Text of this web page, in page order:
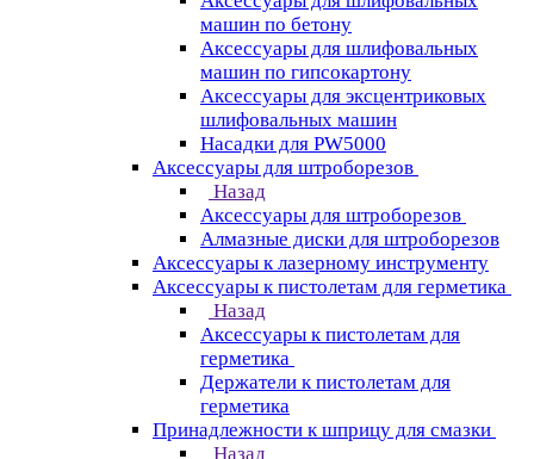
машин по бетону
Аксессуары для шлифовальных
машин по гипсокартону
Аксессуары для эксцентриковых
шлифовальных машин
Насадки для PW5000
Аксессуары для штроборезов
Назад
Аксессуары для штроборезов
Алмазные диски для штроборезов
Аксессуары к лазерному инструменту
Аксессуары к пистолетам для герметика
Назад
Аксессуары к пистолетам для
герметика
Держатели к пистолетам для
герметика
Принадлежности к шприцу для смазки
Назад